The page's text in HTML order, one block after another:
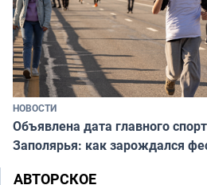
НОВОСТИ
Объявлена дата главного
Заполярья: как зарождался
АВТОРСКОЕ